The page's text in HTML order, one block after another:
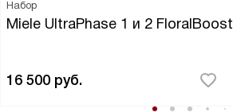
Набор
Miele UltraPhase 1 и 2 FloralBoost
16 500 руб.